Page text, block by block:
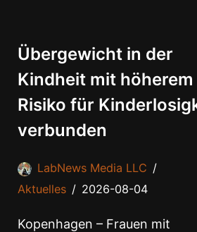
Übergewicht in der
Kindheit mit höherem
Risiko für
verbunden
LabNews Media LLC
Aktuelles
2026-08-04
Kopenhagen – Frauen mit